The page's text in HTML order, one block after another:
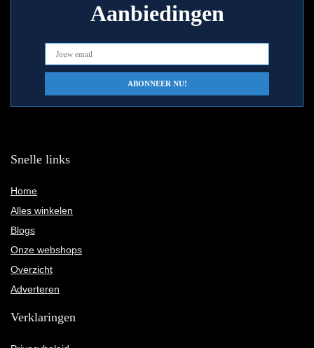
Aanbiedingen
Snelle links
Home
Alles winkelen
Blogs
Onze webshops
Overzicht
Adverteren
Verklaringen